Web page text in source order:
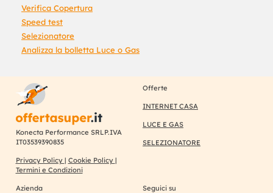
Verifica Copertura
Speed test
Selezionatore
Analizza la bolletta Luce o Gas
Konecta Performance SRLP.IVA
IT03539390835
Privacy Policy | Cookie Policy |
Termini e Condizioni
Offerte
INTERNET CASA
LUCE E GAS
SELEZIONATORE
Azienda Seguici su